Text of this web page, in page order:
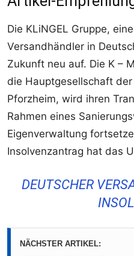
Die KLiNGEL Gruppe,
Versandhändler in
Zukunft neu auf. Die K –
die Hauptgesellschaft
Pforzheim, wird ihren
Rahmen eines
Eigenverwaltung
Insolvenzantrag hat das
DEUTSCHER
NÄCHSTER ARTIKEL: